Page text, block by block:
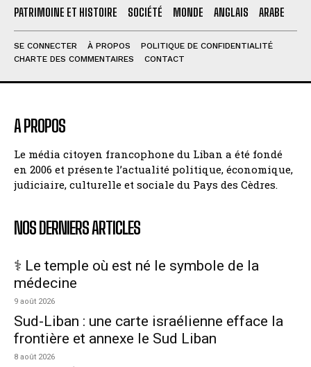
PATRIMOINE ET HISTOIRE
SOCIÉTÉ MONDE ANGLAIS ARABE
SE CONNECTER À PROPOS
POLITIQUE DE CONFIDENTIALITÉ
CHARTE DES COMMENTAIRES
CONTACT
A PROPOS
Le média citoyen francophone du Liban a été fondé
en 2006 et présente l’actualité politique, économique,
judiciaire, culturelle et sociale du Pays des Cèdres.
NOS DERNIERS ARTICLES
⚕️ Le temple où est né le symbole de la
médecine
9 août 2026
Sud-Liban : une carte israélienne efface la
frontière et annexe le Sud Liban
8 août 2026